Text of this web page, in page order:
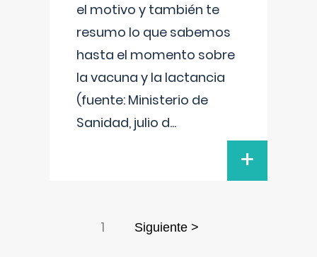
el motivo y también te
resumo lo que sabemos
hasta el momento sobre
la vacuna y la lactancia
(fuente: Ministerio de
Sanidad, julio d...
+
1 Siguiente >